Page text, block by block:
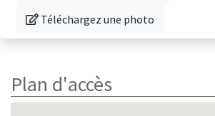
Téléchargez une photo de cette librairie
Téléchargez une photo
Plan d'accès